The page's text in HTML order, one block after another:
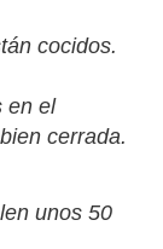
cocidos.
en el
cerrada.
unos 50